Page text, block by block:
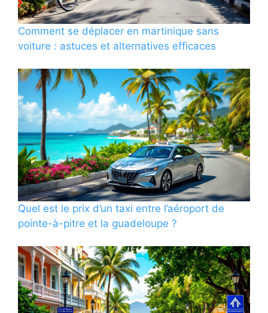
Comment se déplacer en martinique sans
voiture : astuces et alternatives efficaces
Quel est le prix d’un taxi entre l’aéroport de
pointe-à-pitre et la guadeloupe ?